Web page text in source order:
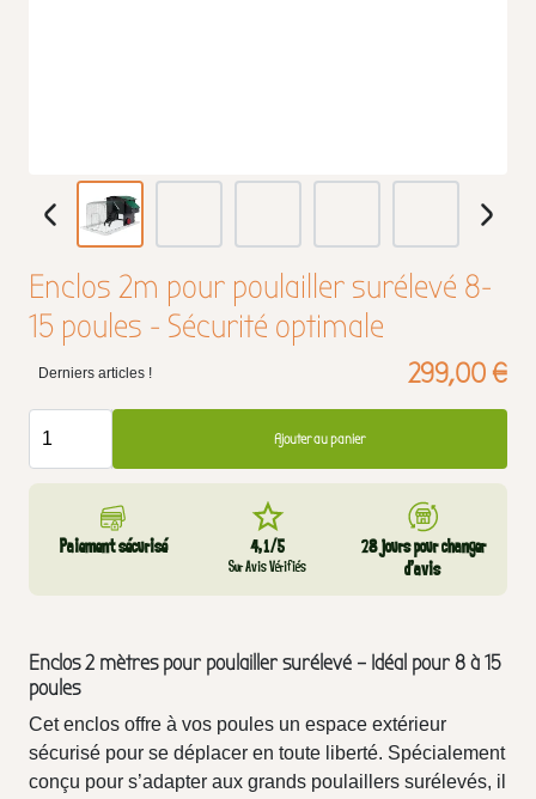
Enclos 2m pour poulailler surélevé 8-
15 poules - Sécurité optimale
Derniers articles ! 299,00 €
Ajouter au panier
Paiement sécurisé 4,1/5
Sur Avis Vérifiés
28 jours pour changer
d’avis
Enclos 2 mètres pour poulailler surélevé – Idéal pour 8 à 15
poules
Cet enclos offre à vos poules un espace extérieur
sécurisé pour se déplacer en toute liberté. Spécialement
conçu pour s’adapter aux grands poulaillers surélevés, il